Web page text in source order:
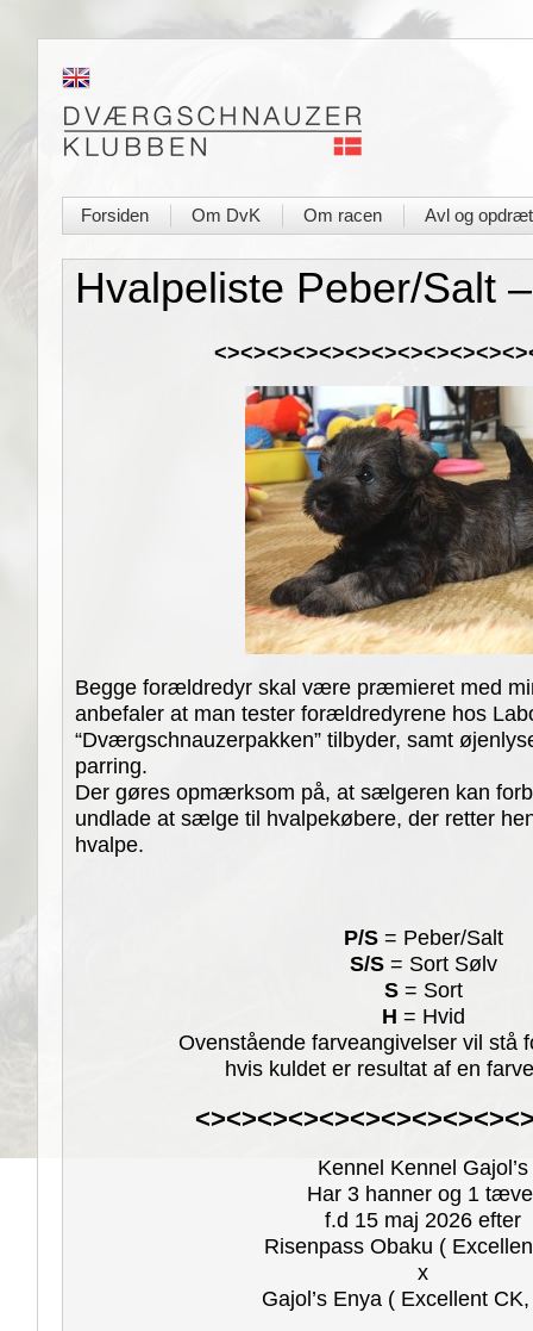
Forsiden Om DvK Om racen Avl og opdræt
Hvalpeliste Peber/Salt
<><><>
Begge forældredyr skal være præmieret med
anbefaler at man tester forældredyrene hos
“Dværgschnauzerpakken” tilbyder, samt
parring.
Der gøres opmærksom på, at sælgeren kan
undlade at sælge til hvalpekøbere, der retter
hvalpe.
P/S= Peber/Salt
S/S= Sort Sølv
S= Sort
H = Hvid
Ovenstående farveangivelser vil stå
hvis kuldet er resultat af en
<><><>
Kennel Kennel Gajol’s
Har 3 hanner og 1
f.d 15 maj 2026 efter
Risenpass Obaku (
x
Gajol’s Enya ( Excellent